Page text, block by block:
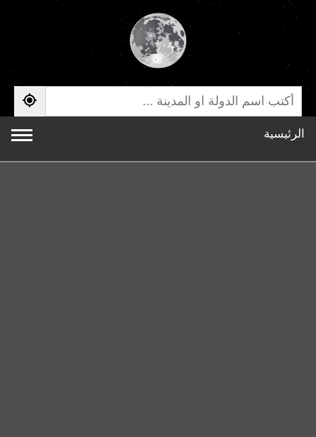
الرئيسية